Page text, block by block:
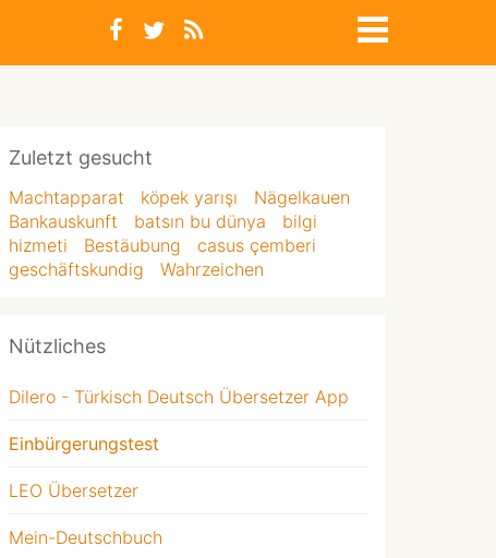
Zuletzt gesucht
Machtapparat köpek yarışı
Nägelkauen
Bankauskunft
batsın bu dünya
bilgi
hizmeti
Bestäubung
casus çemberi
geschäftskundig
Wahrzeichen
Nützliches
Dilero - Türkisch Deutsch Übersetzer App
Einbürgerungstest
LEO Übersetzer
Mein-Deutschbuch